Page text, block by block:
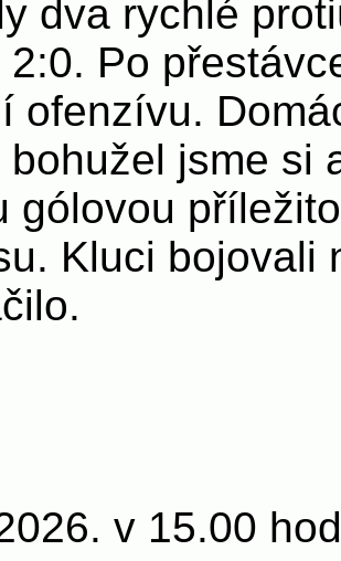
dva rychlé
2:0. Po
ofenzívu.
bohužel jsme si
gólovou
Kluci bojovali
v 15.00